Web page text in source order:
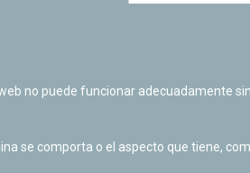
no puede funcionar adecuadamente
se comporta o el aspecto que tiene,